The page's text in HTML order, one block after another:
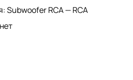
Subwoofer RCA — RCA